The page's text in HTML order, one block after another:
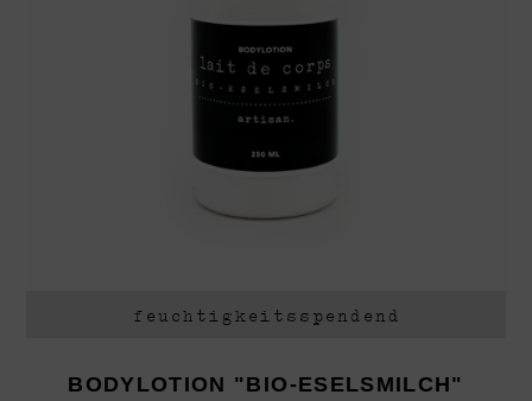
feuchtigkeitsspendend
BODYLOTION "BIO-ESELSMILCH"